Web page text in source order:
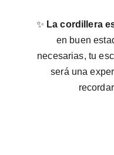
✨ La cordillera
en buen
necesarias, tu
será una